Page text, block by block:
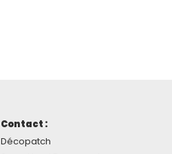
Contact :
Décopatch